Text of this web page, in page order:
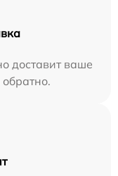
доставит ваше